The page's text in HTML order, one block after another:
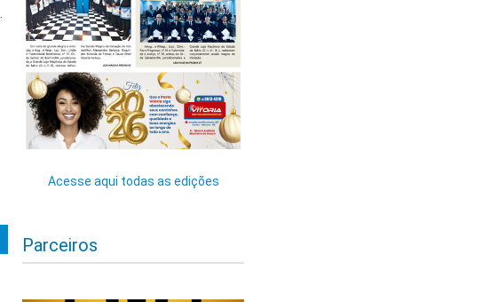
Acesse aqui todas as edições
Parceiros